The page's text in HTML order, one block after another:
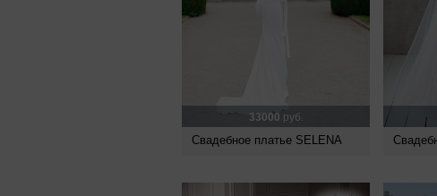
33000 руб.
Свадебное платье SELENA